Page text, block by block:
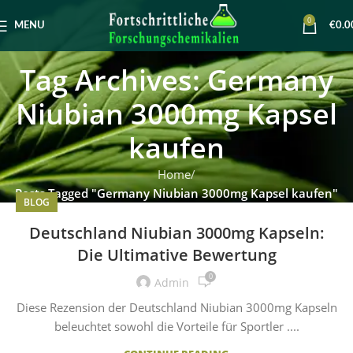
MENU
0
€
Tag Archives: Germany
Niubian 3000mg Kapsel
kaufen
Home
Posts Tagged "Germany Niubian 3000mg Kapsel kaufen"
BLOG
Deutschland Niubian 3000mg Kapseln:
Die Ultimative Bewertung
Admin 0
Diese Rezension der Deutschland Niubian 3000mg Kapseln
beleuchtet sowohl die Vorteile für Sportler ....